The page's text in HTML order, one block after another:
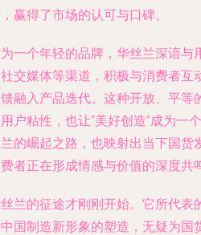
赢得了市场的认可与口碑。
一个年轻的品牌，华丝兰深谙与
交媒体等渠道，积极与消费者互
融入产品迭代。这种开放、平等
户粘性，也让“美好创造”成为一
的崛起之路，也映射出当下国货
者正在形成情感与价值的深度共
兰的征途才刚刚开始。它所代表
国制造新形象的塑造，无疑为国